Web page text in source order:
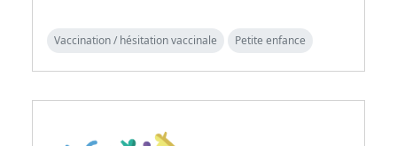
Vaccination / hésitation vaccinale Petite enfance